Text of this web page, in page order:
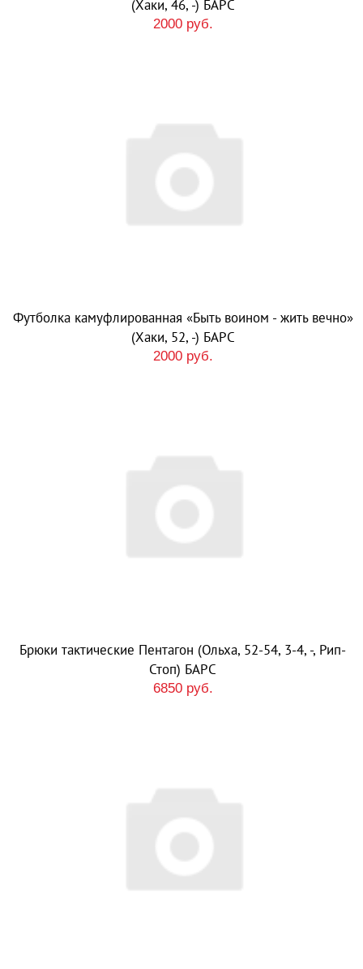
(Хаки, 46, -) БАРС
2000 руб.
Футболка камуфлированная «Быть воином - жить вечно»
(Хаки, 52, -) БАРС
2000 руб.
Брюки тактические Пентагон (Ольха, 52-54, 3-4, -, Рип-
Стоп) БАРС
6850 руб.